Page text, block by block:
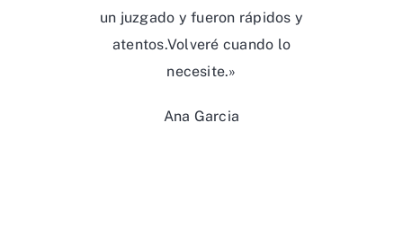
un juzgado y fueron rápidos y
atentos.Volveré cuando lo
necesite.»
Ana Garcia